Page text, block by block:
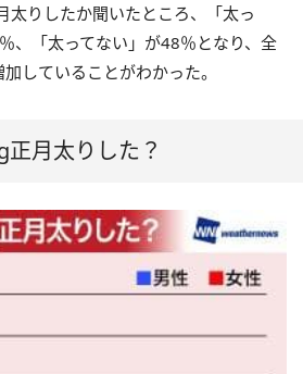
太りしたか聞いたところ、「太っ
、「太ってない」が48％となり、全
していることがわかった。
月太りした？